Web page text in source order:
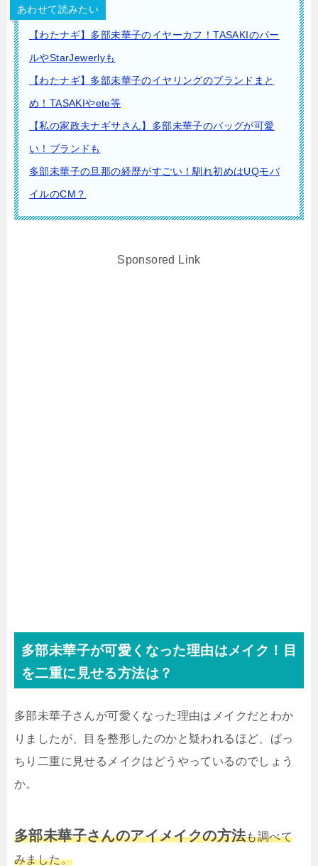
あわせて読みたい
【わたナギ】多部未華子のイヤーカフ！TASAKIのパー
ルやStarJewerlyも
【わたナギ】多部未華子のイヤリングのブランドまと
め！TASAKIやete等
【私の家政夫ナギサさん】多部未華子のバッグが可愛
い！ブランドも
多部未華子の旦那の経歴がすごい！馴れ初めはUQモバ
イルのCM？
Sponsored Link
多部未華子が可愛くなった理由はメイク！目
を二重に見せる方法は？
多部未華子さんが可愛くなった理由はメイクだとわか
りましたが、目を整形したのかと疑われるほど、ぱっ
ちり二重に見せるメイクはどうやっているのでしょう
か。
多部未華子さんのアイメイクの方法も調べて
みました。